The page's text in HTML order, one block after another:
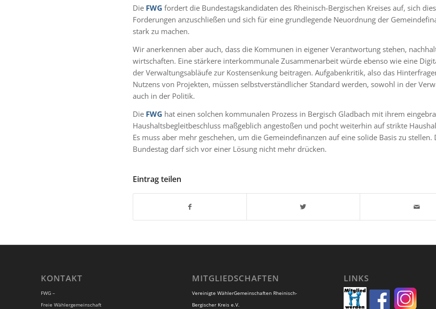
Die FWG fordert die Bundestagskandidaten des Rheinisch-Bergischen Kreises auf, sich
Forderungen anzuschließen und sich für eine grundlegende Neuordnung der
stark zu machen.
Wir anerkennen aber auch, dass die Kommunen in eigener Verantwortung stehen,
wirtschaften. Eine stärkere interkommunale Zusammenarbeit würde ebenso wie eine
der Verwaltungsabläufe zur Kostensenkung beitragen. Aufgabenkritik, also das
Nutzens von Projekten, müssen selbstverständlicher Standard werden, sowohl in der
auch in der Politik.
Die FWG hat einen solchen kommunalen Prozess in Bergisch Gladbach mit ihrem
Haushaltsbegleitbeschluss maßgeblich angestoßen und pocht weiterhin auf strikte
Es muss aber mehr geschehen, um die Gemeindefinanzen auf eine solide Basis zu stellen.
Bundestag darf sich vor einer Lösung nicht mehr drücken.
Eintrag teilen
KONTAKT
FWG –
Freie Wählergemeinschaft
MITGLIEDSCHAFTEN
Vereinigte WählerGemeinschaften Rheinisch-
Bergischer Kreis e.V.
LINKS